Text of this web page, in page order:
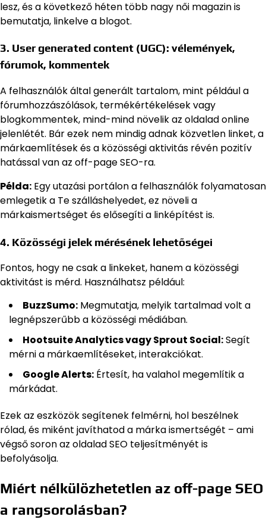
lesz, és a következő héten több nagy női magazin is
bemutatja, linkelve a blogot.
3. User generated content (UGC): vélemények,
fórumok, kommentek
A felhasználók által generált tartalom, mint például a
fórumhozzászólások, termékértékelések vagy
blogkommentek, mind-mind növelik az oldalad online
jelenlétét. Bár ezek nem mindig adnak közvetlen linket, a
márkaemlítések és a közösségi aktivitás révén pozitív
hatással van az off-page SEO-ra.
Példa: Egy utazási portálon a felhasználók folyamatosan
emlegetik a Te szálláshelyedet, ez növeli a
márkaismertséget és elősegíti a linképítést is.
4. Közösségi jelek mérésének lehetőségei
Fontos, hogy ne csak a linkeket, hanem a közösségi
aktivitást is mérd. Használhatsz például:
BuzzSumo: Megmutatja, melyik tartalmad volt a
legnépszerűbb a közösségi médiában.
Hootsuite Analytics vagy Sprout Social:Segít
mérni a márkaemlítéseket, interakciókat.
Google Alerts: Értesít, ha valahol megemlítik a
márkádat.
Ezek az eszközök segítenek felmérni, hol beszélnek
rólad, és miként javíthatod a márka ismertségét – ami
végső soron az oldalad SEO teljesítményét is
befolyásolja.
Miért nélkülözhetetlen az off-page SEO
a rangsorolásban?